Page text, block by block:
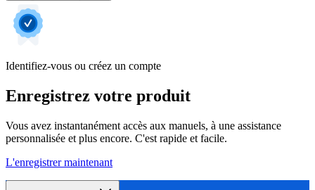
Identifiez-vous ou créez un compte
Enregistrez votre produit
Vous avez instantanément accès aux manuels, à une assistance
personnalisée et plus encore. C'est rapide et facile.
L'enregistrer maintenant